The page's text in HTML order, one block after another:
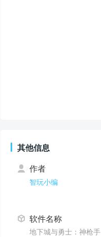
其他信息
作者
智玩小编
软件名称
地下城与勇士：神枪手